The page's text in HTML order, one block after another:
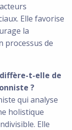
Elle favorise
la
processus de
t-elle de
?
qui analyse
holistique
Elle